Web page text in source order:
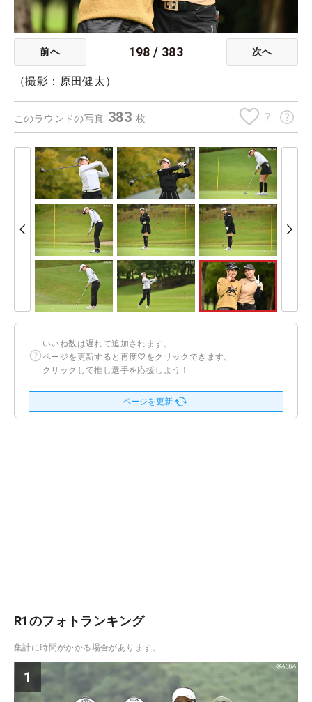
前へ 198 / 383 次へ
（撮影：原田健太）
このラウンドの写真 383 枚 7
いいね数は遅れて追加されます。
ページを更新すると再度♡をクリックできます。
クリックして推し選手を応援しよう！
ページを更新
R1のフォトランキング
集計に時間がかかる場合があります。
1